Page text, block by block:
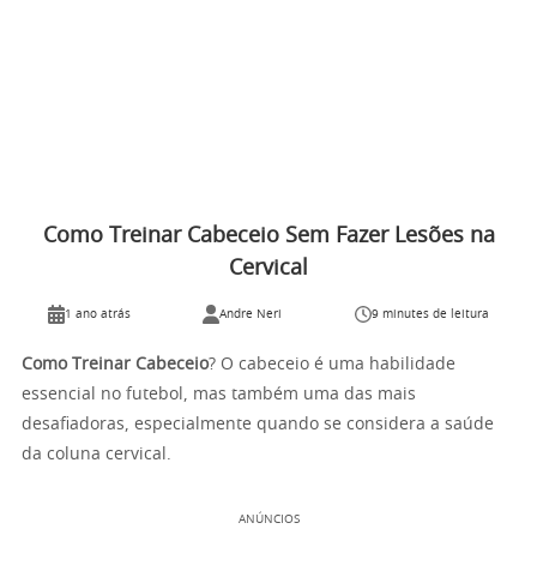
Como Treinar Cabeceio Sem Fazer Lesões na
Cervical
1 ano atrás Andre Neri 9 minutes de leitura
Como Treinar Cabeceio? O cabeceio é uma habilidade
essencial no futebol, mas também uma das mais
desafiadoras, especialmente quando se considera a saúde
da coluna cervical.
ANÚNCIOS